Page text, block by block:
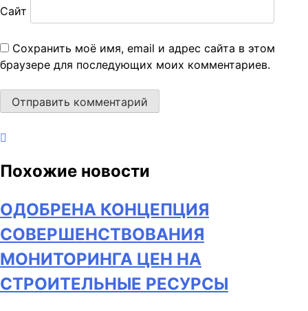
Сайт
Сохранить моё имя, email и адрес сайта в этом
браузере для последующих моих комментариев.
Похожие новости
ОДОБРЕНА КОНЦЕПЦИЯ
СОВЕРШЕНСТВОВАНИЯ
МОНИТОРИНГА ЦЕН НА
СТРОИТЕЛЬНЫЕ РЕСУРСЫ